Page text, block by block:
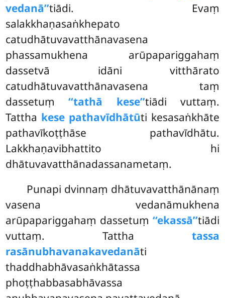
vedanā’’tiādi. Evaṃ
salakkhaṇasaṅkhepato
catudhātuvavatthānavasena
phassamukhena arūpapariggahaṃ
dassetvā idāni vitthārato
catudhātuvavatthānavasena taṃ
dassetuṃ‘‘tathā kese’’tiādi vuttaṃ.
Tattha kese pathavīdhātūti kesasaṅkhāte
pathavīkoṭṭhāse pathavīdhātu.
Lakkhaṇavibhattito hi
dhātuvavatthānadassanametaṃ.
Punapi dvinnaṃ dhātuvavatthānānaṃ
vasena vedanāmukhena
arūpapariggahaṃ dassetuṃ ‘‘ekassā’’tiādi
vuttaṃ. Tattha tassa
rasānubhavanakavedanāti
thaddhabhāvasaṅkhātassa
phoṭṭhabbasabhāvassa